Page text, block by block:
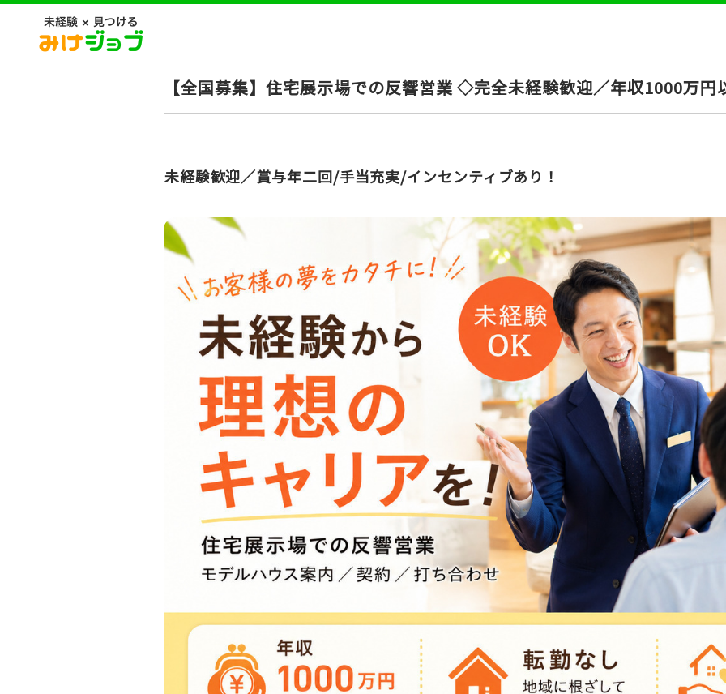
【全国募集】住宅展示場での反響営業 ◇完全未経験歓迎／年収1000万
未経験歓迎／賞与年二回/手当充実/インセンティブあり！